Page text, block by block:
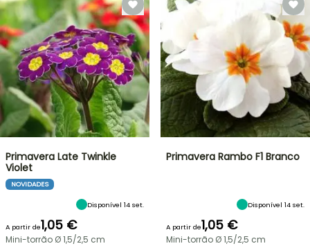
Primavera Late Twinkle
Violet
NOVIDADES
Disponível 14 set.
A partir de1,05 €
Mini-torrão Ø 1,5/2,5 cm
Primavera Rambo F1 Branco
Disponível 14 set.
A partir de1,05 €
Mini-torrão Ø 1,5/2,5 cm